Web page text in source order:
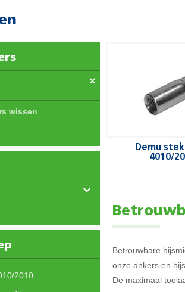
wissen
2010
Demu
4010/
Betrouwbare
onze ankers en
De maximaal